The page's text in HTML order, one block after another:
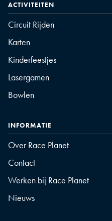
ACTIVITEITEN
Circuit Rijden
Karten
Kinderfeestjes
Lasergamen
Bowlen
INFORMATIE
Over Race Planet
Contact
Werken bij Race Planet
Nieuws